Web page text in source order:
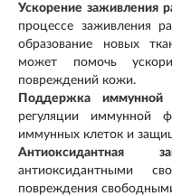
Ускорение заживления
процессе заживления
образование новых
может помочь
повреждений кожи.
Поддержка иммунной
регуляции иммунной
иммунных клеток и
Антиоксидантная
антиоксидантными
повреждения